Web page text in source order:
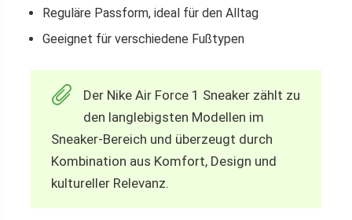
Reguläre Passform, ideal für den Alltag
Geeignet für verschiedene Fußtypen
Der Nike Air Force 1 Sneaker zählt zu
den langlebigsten Modellen im
Sneaker-Bereich und überzeugt durch
Kombination aus Komfort, Design und
kultureller Relevanz.